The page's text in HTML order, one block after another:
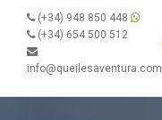
(+34) 948 850 448
(+34) 654 500 512
info@queilesaventura.com